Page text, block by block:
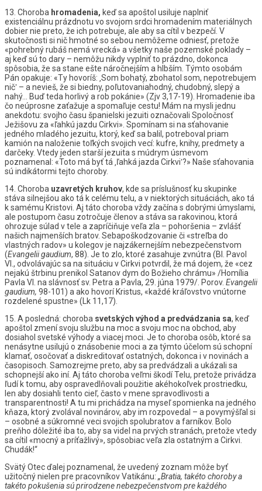
13. Choroba hromadenia, keď sa apoštol usiluje naplniť
existenciálnu prázdnotu vo svojom srdci hromadením materiálnych
dobier nie preto, že ich potrebuje, ale aby sa cítil v bezpečí. V
skutočnosti si nič hmotné so sebou nemôžeme odniesť, pretože
«pohrebný rubáš nemá vrecká» a všetky naše pozemské poklady –
aj keď sú to dary – nemôžu nikdy vyplniť to prázdno, dokonca
spôsobia, že sa stane ešte náročnejším a hlbším. Týmto osobám
Pán opakuje: «Ty hovoríš: ‚Som bohatý, zbohatol som, nepotrebujem
nič‛ – a nevieš, že si biedny, poľutovaniahodný, chudobný, slepý a
nahý… Buď teda horlivý a rob pokánie» (Zjv 3,17-19). Hromadenie iba
čo neúprosne zaťažuje a spomaľuje cestu! Mám na mysli jednu
anekdotu: svojho času španielski jezuiti označovali Spoločnosť
Ježišovu za «ľahkú jazdu Cirkvi». Spomínam si na sťahovanie
jedného mladého jezuitu, ktorý, keď sa balil, potreboval priam
kamión na naloženie toľkých svojich vecí: kufre, knihy, predmety a
darčeky. Vtedy jeden starší jezuita s múdrym úsmevom
poznamenal: «Toto má byť tá ‚ľahká jazda Cirkvi‛?» Naše sťahovania
sú indikátormi tejto choroby.
14. Choroba uzavretých kruhov, kde sa príslušnosť ku skupinke
stáva silnejšou ako tá k celému telu, a v niektorých situáciách, ako tá
k samému Kristovi. Aj táto choroba vždy začína s dobrými úmyslami,
ale postupom času zotročuje členov a stáva sa rakovinou, ktorá
ohrozuje súlad v tele a zapríčiňuje veľa zla – pohoršenia – zvlášť
našich najmenších bratov. Sebapoškodzovanie či «streľba do
vlastných radov» u kolegov je najzákernejším nebezpečenstvom
(Evangeliigaudium, 88). Je to zlo, ktoré zasahuje zvnútra (Bl. Pavol
VI., odvolávajúc sa na situáciu v Cirkvi potvrdil, že má dojem, že «cez
nejakú štrbinu prenikol Satanov dym do Božieho chrámu» /Homília
Pavla VI. na slávnosť sv. Petra a Pavla, 29. júna 1979/. Porov. Evangelii
gaudium, 98-101) a ako hovorí Kristus, «každé kráľovstvo vnútorne
rozdelené spustne» (Lk 11,17).
15. A posledná: choroba svetských výhod a predvádzania sa, keď
apoštol zmení svoju službu na moc a svoju moc na obchod, aby
dosiahol svetské výhody a viacej moci. Je to choroba osôb, ktoré sa
nenásytne usilujú o znásobenie moci a za týmto účelom sú schopní
klamať, osočovať a diskreditovať ostatných, dokonca i v novinách a
časopisoch. Samozrejme preto, aby sa predvádzali a ukázali sa
schopnejší ako iní. Aj táto choroba veľmi škodí Telu, pretože privádza
ľudí k tomu, aby ospravedlňovali použitie akéhokoľvek prostriedku,
len aby dosiahli tento cieľ, často v mene spravodlivosti a
transparentnosti! A tu mi prichádza na myseľ spomienka na jedného
kňaza, ktorý zvolával novinárov, aby im rozpovedal – a povymýšľal si
– osobné a súkromné veci svojich spolubratov a farníkov. Bolo
preňho dôležité iba to, aby sa videl na prvých stranách, pretože vtedy
sa cítil «mocný a príťažlivý», spôsobiac veľa zla ostatným a Cirkvi.
Chudák!“
Svätý Otec ďalej poznamenal, že uvedený zoznam môže byť
užitočný nielen pre pracovníkov Vatikánu: „Bratia, takéto chorobya
takéto pokušeniasúprirodzenenebezpečenstvom prekaždého